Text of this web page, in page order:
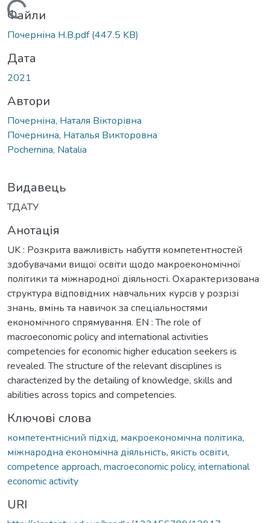
Вантажиться...
Файли
Почерніна Н.В.pdf(447.5 KB)
Дата
2021
Автори
Почерніна, Наталя Вікторівна
Почернина, Наталья Викторовна
Pochernina, Natalia
Видавець
ТДАТУ
Анотація
UK : Розкрита важливість набуття компетентностей
здобувачами вищої освіти щодо макроекономічної
політики та міжнародної діяльності. Охарактеризована
структура відповідних навчальних курсів у розрізі
знань, вмінь та навичок за спеціальностями
економічного спрямування. EN : The role of
macroeconomic policy and international activities
competencies for economic higher education seekers is
revealed. The structure of the relevant disciplines is
characterized by the detailing of knowledge, skills and
abilities across topics and competencies.
Ключові слова
компетентнісний підхід, макроекономічна політика,
міжнародна економічна діяльність, якість освіти,
competence approach, macroeconomic policy, international
economic activity
URI